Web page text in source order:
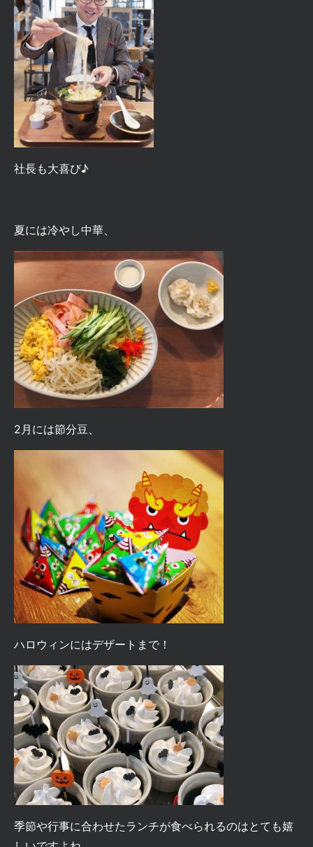
社長も大喜び♪
夏には冷やし中華、
2月には節分豆、
ハロウィンにはデザート まで！
季節や行事に合わせたランチが食べられるのはとても嬉